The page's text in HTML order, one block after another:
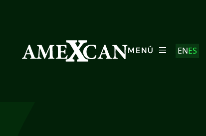
MENÚ ENES